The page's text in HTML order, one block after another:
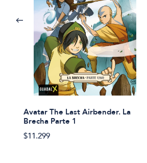
Avatar The Last Airbender. La
Brecha Parte 1
$11.299